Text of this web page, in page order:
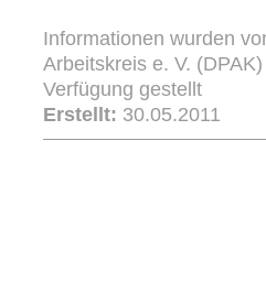
Informationen wurden
Arbeitskreis e. V.
Verfügung gestellt
Erstellt: 30.05.2011